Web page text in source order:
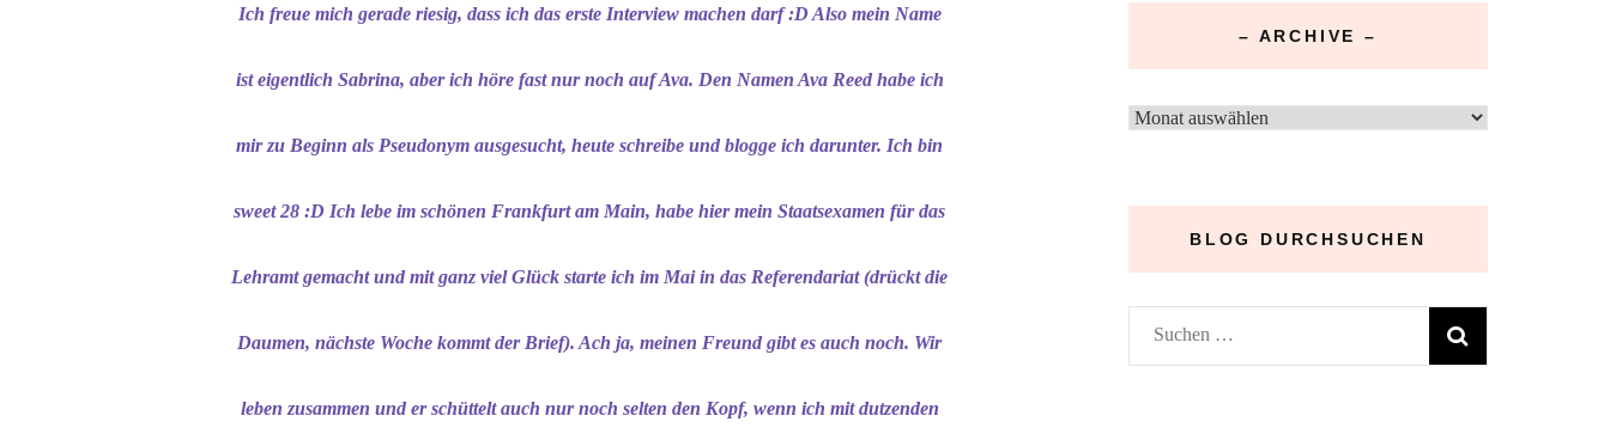
Ich freue mich gerade riesig, dass ich das erste Interview machen darf :D Also mein Name
ist eigentlich Sabrina, aber ich höre fast nur noch auf Ava. Den Namen Ava Reed habe ich
mir zu Beginn als Pseudonym ausgesucht, heute schreibe und blogge ich darunter. Ich bin
sweet 28 :D Ich lebe im schönen Frankfurt am Main, habe hier mein Staatsexamen für das
Lehramt gemacht und mit ganz viel Glück starte ich im Mai in das Referendariat (drückt die
Daumen, nächste Woche kommt der Brief). Ach ja, meinen Freund gibt es auch noch. Wir
leben zusammen und er schüttelt auch nur noch selten den Kopf, wenn ich mit dutzenden
– ARCHIVE –
–
BLOG DURCHSUCHEN
Suchen
nach: